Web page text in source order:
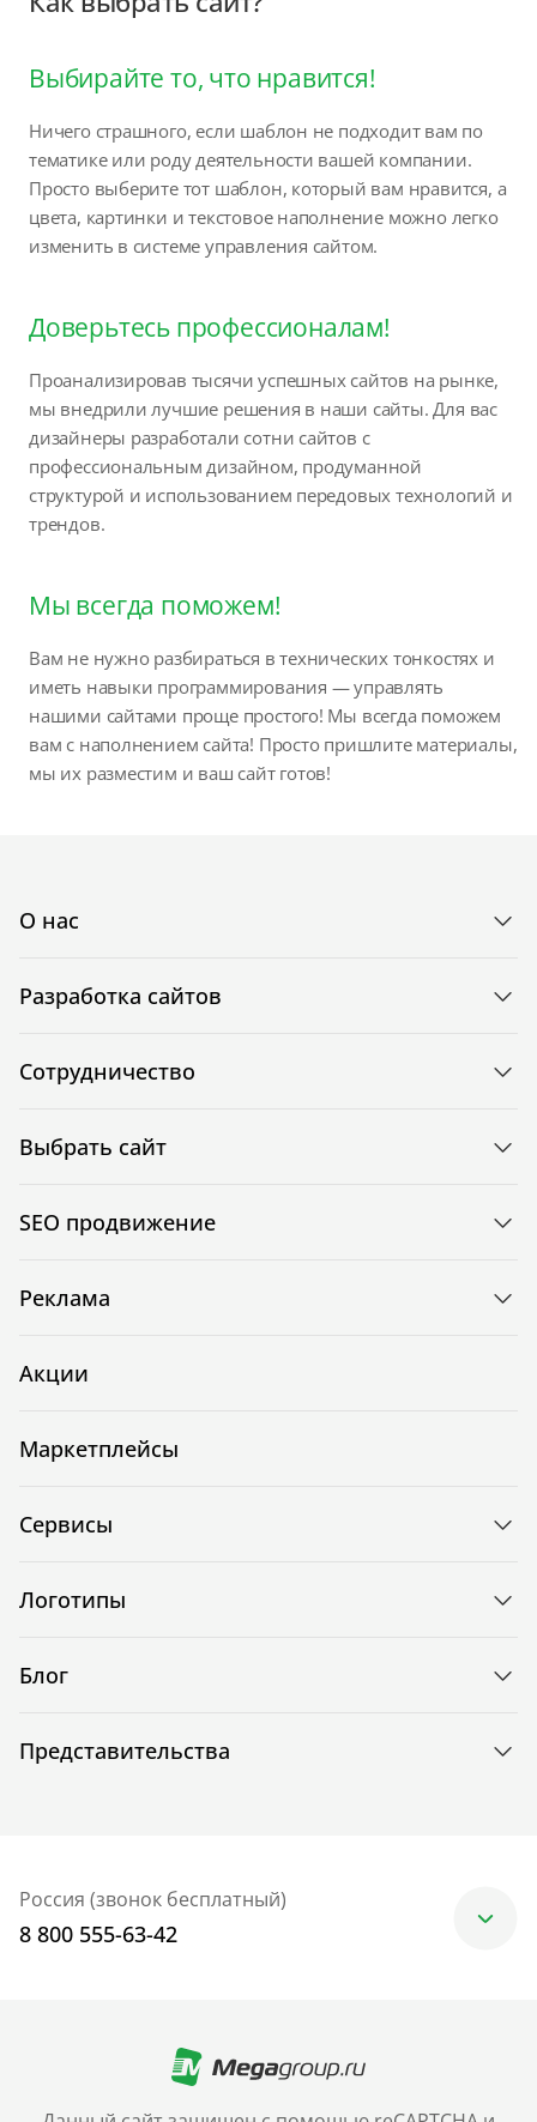
Выбирайте то, что нравится!
Ничего страшного, если шаблон не подходит вам по
тематике или роду деятельности вашей компании.
Просто выберите тот шаблон, который вам нравится, а
цвета, картинки и текстовое наполнение можно легко
изменить в системе управления сайтом.
Доверьтесь профессионалам!
Проанализировав тысячи успешных сайтов на рынке,
мы внедрили лучшие решения в наши сайты. Для вас
дизайнеры разработали сотни сайтов с
профессиональным дизайном, продуманной
структурой и использованием передовых технологий и
трендов.
Мы всегда поможем!
Вам не нужно разбираться в технических тонкостях и
иметь навыки программирования — управлять
нашими сайтами проще простого! Мы всегда поможем
вам с наполнением сайта! Просто пришлите материалы,
мы их разместим и ваш сайт готов!
О нас
Разработка сайтов
Сотрудничество
Выбрать сайт
SEO продвижение
Реклама
Акции
Маркетплейсы
Сервисы
Логотипы
Блог
Представительства
Россия (звонок бесплатный)
8 800 555-63-42
+7 (499) 705-30-10
Санкт-Петербург